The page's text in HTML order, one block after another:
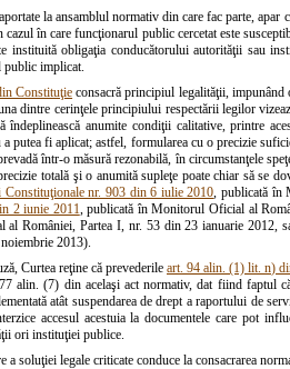
la ansamblul normativ din care fac parte,
în care funcţionarul public cercetat este
instituită obligaţia conducătorului autorităţii sau
implicat.
Constituţie consacră principiul legalităţii, impunând
dintre cerinţele principiului respectării legilor
anumite condiţii calitative, printre
putea fi aplicat; astfel, formularea cu o precizie
într-o măsură rezonabilă, în circumstanţele
totală şi o anumită supleţe poate chiar să se
Constituţionale nr. 903 din 6 iulie 2010 , publicată
2 iunie 2011 , publicată în Monitorul Oficial al
României, Partea I, nr. 53 din 23 ianuarie 2012,
2013).
Curtea reţine că prevederile art. 94 alin. (1) lit. n)
alin. (7) din acelaşi act normativ, dat fiind faptul
atât suspendarea de drept a raportului de
accesul acestuia la documentele care pot
ori instituţiei publice.
soluţiei legale criticate conduce la consacrarea